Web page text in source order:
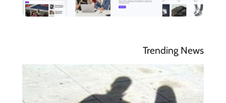
Trending News